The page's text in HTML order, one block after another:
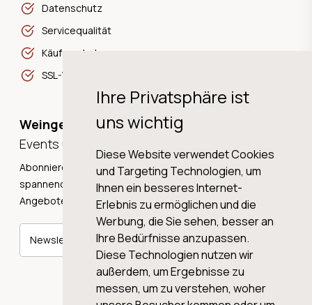
Ihre Privatsphäre ist
uns wichtig
Diese Website verwendet Cookies
und Targeting Technologien, um
Ihnen ein besseres Internet-
Erlebnis zu ermöglichen und die
Werbung, die Sie sehen, besser an
Ihre Bedürfnisse anzupassen.
Diese Technologien nutzen wir
außerdem, um Ergebnisse zu
messen, um zu verstehen, woher
Datenschutz
Servicequalität
Käuferschutz
SSL-Verschlüsselung
Weingeschichten,
Events und Neuigkeiten!
Abonnieren Sie unseren Newsletter und erhalten Sie
spannende Weingeschichten, Neuigkeiten und tolle
Angebote direkt in Ihre Mailbox.
Newsletter abonnieren